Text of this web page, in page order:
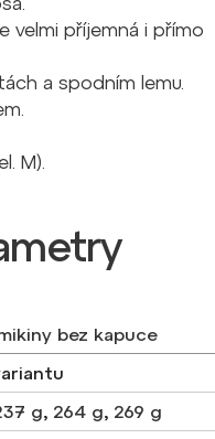
velmi příjemná i přímo
a spodním lemu.
M).
bez kapuce
g, 264 g, 269 g